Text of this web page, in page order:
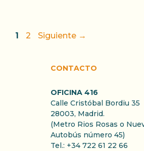
Página
1 Página
2 Siguiente →
CONTACTO
OFICINA 416
Calle Cristóbal Bordiu 35
28003, Madrid.
(Metro Rios Rosas o
Autobús número 45)
Tel.: +34 722 61 22 66